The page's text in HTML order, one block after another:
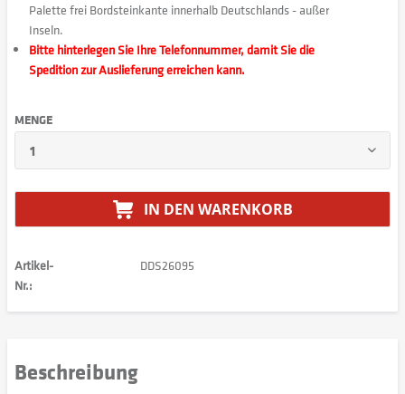
Palette frei Bordsteinkante innerhalb Deutschlands - außer
Inseln.
Bitte hinterlegen Sie Ihre Telefonnummer, damit Sie die
Spedition zur Auslieferung erreichen kann.
MENGE
IN DEN WARENKORB
Artikel-
Nr.:
DDS26095
Beschreibung